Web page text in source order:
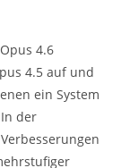
4.6
4.5 auf und
ein System
der